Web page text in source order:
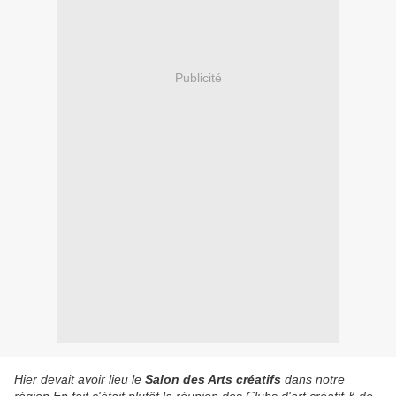
Publicité
Hier devait avoir lieu le Salon des Arts créatifs dans notre